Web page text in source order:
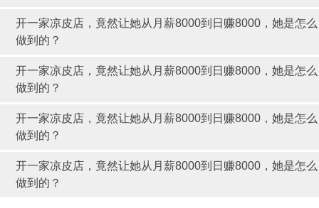
开一家凉皮店，竟然让她从月薪8000到日赚8000，她是怎么
做到的？
开一家凉皮店，竟然让她从月薪8000到日赚8000，她是怎么
做到的？
开一家凉皮店，竟然让她从月薪8000到日赚8000，她是怎么
做到的？
开一家凉皮店，竟然让她从月薪8000到日赚8000，她是怎么
做到的？